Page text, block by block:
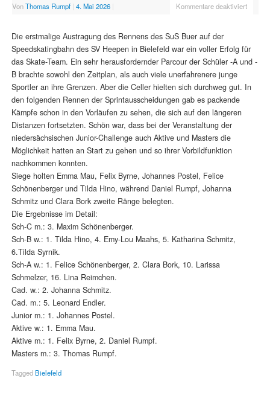
VonThomas Rumpf | 4. Mai 2026 | Kommentare deaktiviert
Die erstmalige Austragung des Rennens des SuS Buer auf der
Speedskatingbahn des SV Heepen in Bielefeld war ein voller Erfolg für
das Skate-Team. Ein sehr herausfordernder Parcour der Schüler -A und -
B brachte sowohl den Zeitplan, als auch viele unerfahrenere junge
Sportler an ihre Grenzen. Aber die Celler hielten sich durchweg gut. In
den folgenden Rennen der Sprintausscheidungen gab es packende
Kämpfe schon in den Vorläufen zu sehen, die sich auf den längeren
Distanzen fortsetzten. Schön war, dass bei der Veranstaltung der
niedersächsischen Junior-Challenge auch Aktive und Masters die
Möglichkeit hatten an Start zu gehen und so ihrer Vorbildfunktion
nachkommen konnten.
Siege holten Emma Mau, Felix Byrne, Johannes Postel, Felice
Schönenberger und Tilda Hino, während Daniel Rumpf, Johanna
Schmitz und Clara Bork zweite Ränge belegten.
Die Ergebnisse im Detail:
Sch-C m.: 3. Maxim Schönenberger.
Sch-B w.: 1. Tilda Hino, 4. Emy-Lou Maahs, 5. Katharina Schmitz,
6.Tilda Syrnik.
Sch-A w.: 1. Felice Schönenberger, 2. Clara Bork, 10. Larissa
Schmelzer, 16. Lina Reimchen.
Cad. w.: 2. Johanna Schmitz.
Cad. m.: 5. Leonard Endler.
Junior m.: 1. Johannes Postel.
Aktive w.: 1. Emma Mau.
Aktive m.: 1. Felix Byrne, 2. Daniel Rumpf.
Masters m.: 3. Thomas Rumpf.
TaggedBielefeld